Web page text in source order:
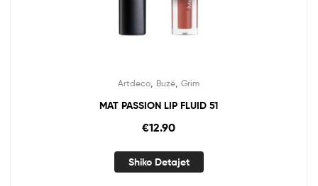
Artdeco Buzë Grim
MAT PASSION LIP FLUID 51
€12.90
Shiko Detajet